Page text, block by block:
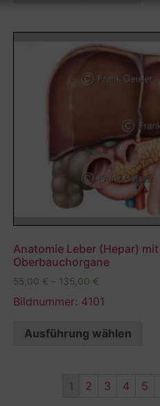
Anatomie Leber (Hepar)
Oberbauchorgane
55,00 € – 135,00 €
Bildnummer: 4101
Ausführung wählen
1 2 3 4 5